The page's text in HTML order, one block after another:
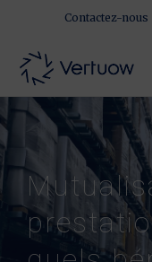
Contactez-nous